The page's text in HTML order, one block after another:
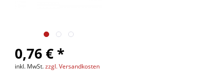
0,76 € *
inkl. MwSt.zzgl. Versandkosten